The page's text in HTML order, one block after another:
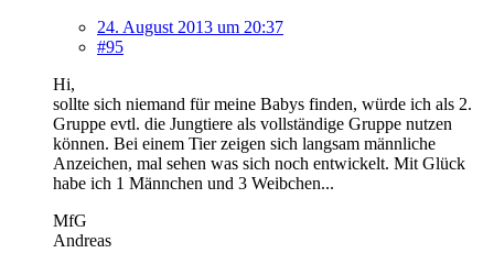
24. August 2013 um 20:37
#95
Hi,
sollte sich niemand für meine Babys finden, würde ich als 2.
Gruppe evtl. die Jungtiere als vollständige Gruppe nutzen
können. Bei einem Tier zeigen sich langsam männliche
Anzeichen, mal sehen was sich noch entwickelt. Mit Glück
habe ich 1 Männchen und 3 Weibchen...
MfG
Andreas